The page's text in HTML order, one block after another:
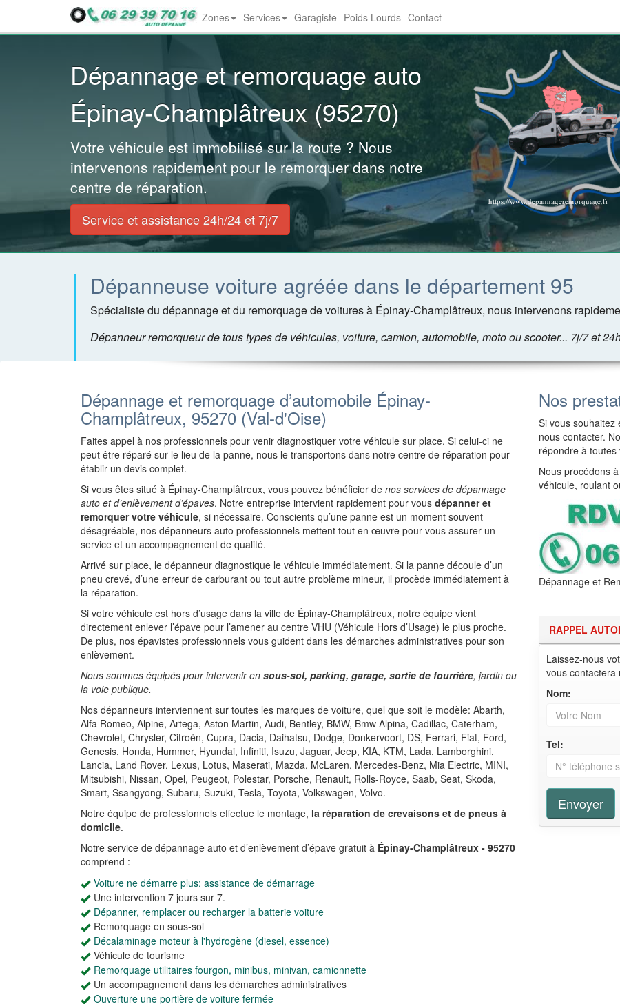
Zones Services Garagiste Poids Lourds Contact
Dépannage et remorquage auto
Épinay-Champlâtreux (95270)
Votre véhicule est immobilisé sur la route ? Nous
intervenons rapidement pour le remorquer dans notre
centre de réparation.
Service et assistance 24h/24 et 7j/7
Dépanneuse voiture agréée dans le département 95
Spécialiste du dépannage et du remorquage de voitures à Épinay-Champlâtreux, nous intervenons
Dépanneur remorqueur de tous types de véhicules, voiture, camion, automobile, moto ou scooter... 7j/7 et
Dépannage et remorquage d’automobile Épinay-
Champlâtreux, 95270 (Val-d'Oise)
Faites appel à nos professionnels pour venir diagnostiquer votre véhicule sur place. Si celui-ci ne
peut être réparé sur le lieu de la panne, nous le transportons dans notre centre de réparation pour
établir un devis complet.
Si vous êtes situé à Épinay-Champlâtreux, vous pouvez bénéficier de nos services de dépannage
auto et d’enlèvement d’épaves. Notre entreprise intervient rapidement pour vous dépanner et
remorquer votre véhicule, si nécessaire. Conscients qu’une panne est un moment souvent
désagréable, nos dépanneurs auto professionnels mettent tout en œuvre pour vous assurer un
service et un accompagnement de qualité.
Arrivé sur place, le dépanneur diagnostique le véhicule immédiatement. Si la panne découle d’un
pneu crevé, d’une erreur de carburant ou tout autre problème mineur, il procède immédiatement à
la réparation.
Si votre véhicule est hors d’usage dans la ville de Épinay-Champlâtreux, notre équipe vient
directement enlever l’épave pour l’amener au centre VHU (Véhicule Hors d’Usage) le plus proche.
De plus, nos épavistes professionnels vous guident dans les démarches administratives pour son
enlèvement.
Nous sommes équipés pour intervenir en sous-sol, parking, garage, sortie de fourrière, jardin ou
la voie publique.
Nos dépanneurs interviennent sur toutes les marques de voiture, quel que soit le modèle: Abarth,
Alfa Romeo, Alpine, Artega, Aston Martin, Audi, Bentley, BMW, Bmw Alpina, Cadillac, Caterham,
Chevrolet, Chrysler, Citroën, Cupra, Dacia, Daihatsu, Dodge, Donkervoort, DS, Ferrari, Fiat, Ford,
Genesis, Honda, Hummer, Hyundai, Infiniti, Isuzu, Jaguar, Jeep, KIA, KTM, Lada, Lamborghini,
Lancia, Land Rover, Lexus, Lotus, Maserati, Mazda, McLaren, Mercedes-Benz, Mia Electric, MINI,
Mitsubishi, Nissan, Opel, Peugeot, Polestar, Porsche, Renault, Rolls-Royce, Saab, Seat, Skoda,
Smart, Ssangyong, Subaru, Suzuki, Tesla, Toyota, Volkswagen, Volvo.
Notre équipe de professionnels effectue le montage, la réparation de crevaisons et de pneus à
domicile.
Notre service de dépannage auto et d’enlèvement d’épave gratuit à Épinay-Champlâtreux - 95270
comprend :
Voiture ne démarre plus: assistance de démarrage
Une intervention 7 jours sur 7.
Dépanner, remplacer ou recharger la batterie voiture
Remorquage en sous-sol
Décalaminage moteur à l'hydrogène (diesel, essence)
Véhicule de tourisme
Remorquage utilitaires fourgon, minibus, minivan, camionnette
Un accompagnement dans les démarches administratives
Ouverture une portière de voiture fermée
Nos
Si vous souhaitez
nous contacter.
répondre à toutes
Nous procédons à
véhicule, roulant
Dépannage et
RAPPEL
Laissez-nous
vous contactera
Nom:
Tel:
Envoyer